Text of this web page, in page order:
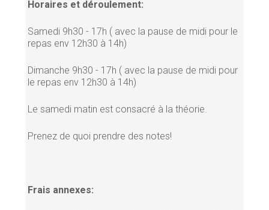
Horaires et déroulement:
Samedi 9h30 - 17h ( avec la pause de midi pour le
repas env 12h30 à 14h)
Dimanche 9h30 - 17h ( avec la pause de midi pour
le repas env 12h30 à 14h)
Le samedi matin est consacré à la théorie.
Prenez de quoi prendre des notes!
Frais annexes: